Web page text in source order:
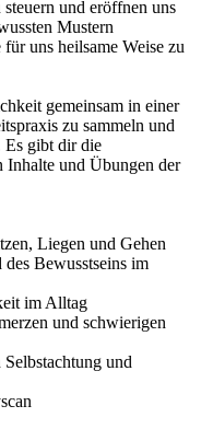
und eröffnen uns
Mustern
uns heilsame Weise zu
gemeinsam in einer
zu sammeln und
Es gibt dir die
und Übungen der
Liegen und Gehen
Bewusstseins im
im Alltag
und schwierigen
und